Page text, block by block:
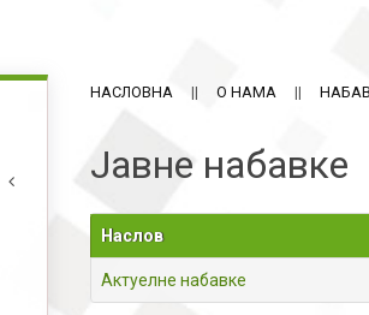
НАСЛОВНА О НАМА
Јавне набавке
Наслов
Актуелне набавке